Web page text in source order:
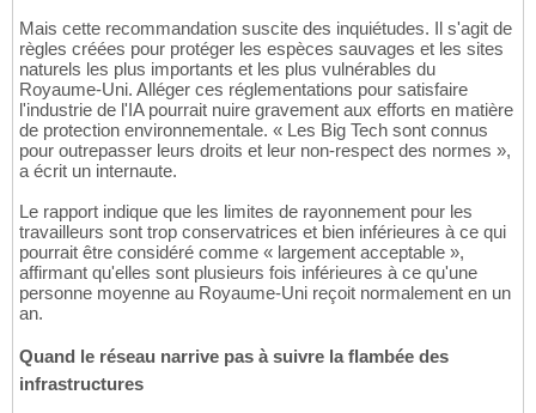
Mais cette recommandation suscite des inquiétudes. Il s'agit de
règles créées pour protéger les espèces sauvages et les sites
naturels les plus importants et les plus vulnérables du
Royaume-Uni. Alléger ces réglementations pour satisfaire
l'industrie de l'IA pourrait nuire gravement aux efforts en matière
de protection environnementale. « Les Big Tech sont connus
pour outrepasser leurs droits et leur non-respect des normes »,
a écrit un internaute.
Le rapport indique que les limites de rayonnement pour les
travailleurs sont trop conservatrices et bien inférieures à ce qui
pourrait être considéré comme « largement acceptable »,
affirmant qu'elles sont plusieurs fois inférieures à ce qu'une
personne moyenne au Royaume-Uni reçoit normalement en un
an.
Quand le réseau narrive pas à suivre la flambée des
infrastructures